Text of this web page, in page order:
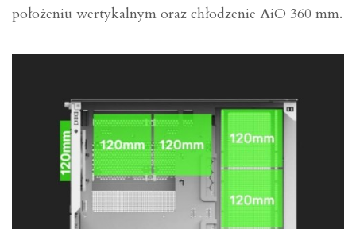
położeniu wertykalnym oraz chłodzenie AiO 360 mm.